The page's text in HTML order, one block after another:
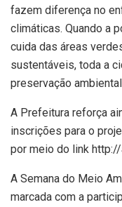
fazem diferença no
climáticas. Quando a
cuida das áreas
sustentáveis, toda a
preservação
A Prefeitura reforça
inscrições para o
por meio do link http://
A Semana do Meio
marcada com a